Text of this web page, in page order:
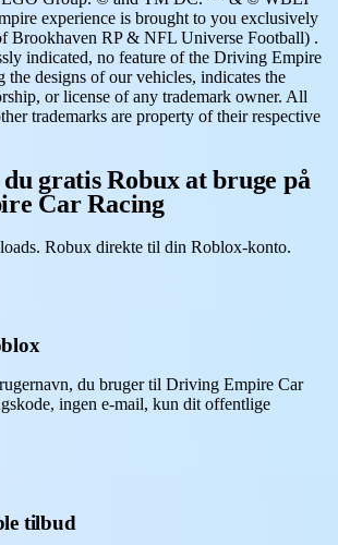
experience is brought to you exclusively
Brookhaven RP & NFL Universe Football) .
indicated, no feature of the Driving Empire
the designs of our vehicles, indicates the
or license of any trademark owner. All
trademarks are property of their respective
gratis Robux at bruge på
Car Racing
Robux direkte til din Roblox-konto.
du bruger til Driving Empire Car
ingen e-mail, kun dit offentlige
tilbud